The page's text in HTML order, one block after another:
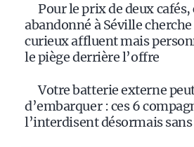
Pour le prix de deux
abandonné à Séville
curieux affluent mais
le piège derrière l’offre
Votre batterie externe
d’embarquer : ces 6
l’interdisent désormais